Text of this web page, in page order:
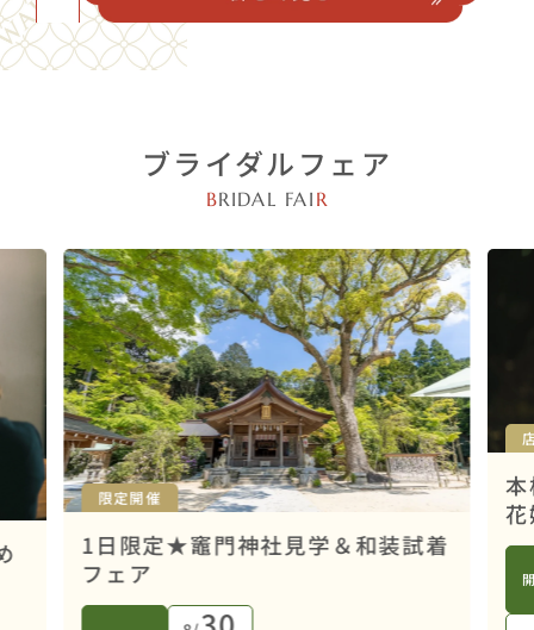
ブライダルフェア
BRIDAL FAI R
限定開催
1日限定★竈門神社見学＆和装試着
フェア